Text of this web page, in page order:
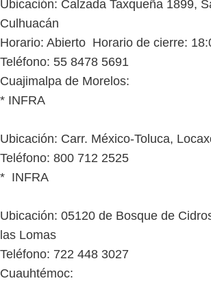
Ubicación: Calzada Taxqueña 1899,
Culhuacán
Horario: Abierto Horario de cierre:
Teléfono: 55 8478 5691
Cuajimalpa de Morelos:
* INFRA
Ubicación: Carr. México-Toluca,
Teléfono: 800 712 2525
* INFRA
Ubicación: 05120 de Bosque de
las Lomas
Teléfono: 722 448 3027
Cuauhtémoc: